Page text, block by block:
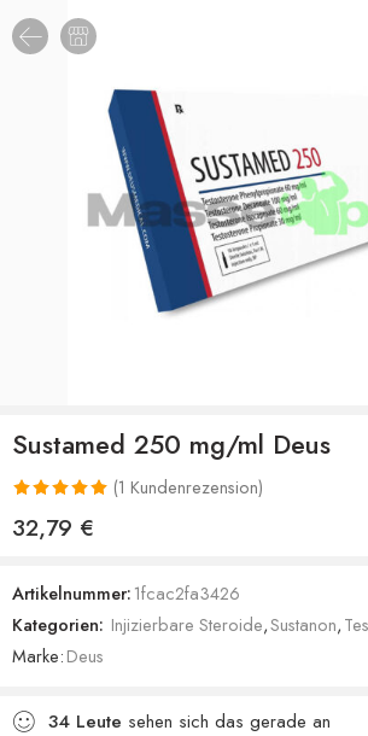
Sustamed 250 mg/ml Deus
Bewertet mit
5.00
auf
1
Kundenbewertung
(1 Kundenrezension)
32,79 €
Artikelnummer:1fcac2fa3426
Kategorien: Injizierbare Steroide,Sustanon,
Marke:Deus
34 Leute sehen sich das gerade an